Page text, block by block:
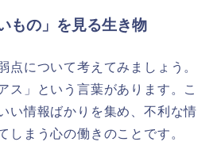
もの」を見る生き物
点について考えてみましょう。
ス」という言葉があります。こ
い情報ばかりを集め、不利な情
しまう心の働きのことです。